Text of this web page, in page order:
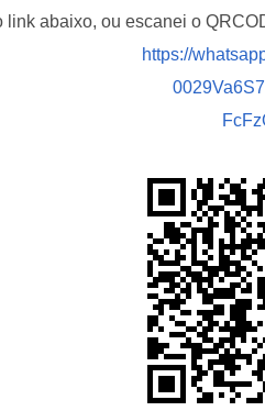
link abaixo, ou escanei o
https://